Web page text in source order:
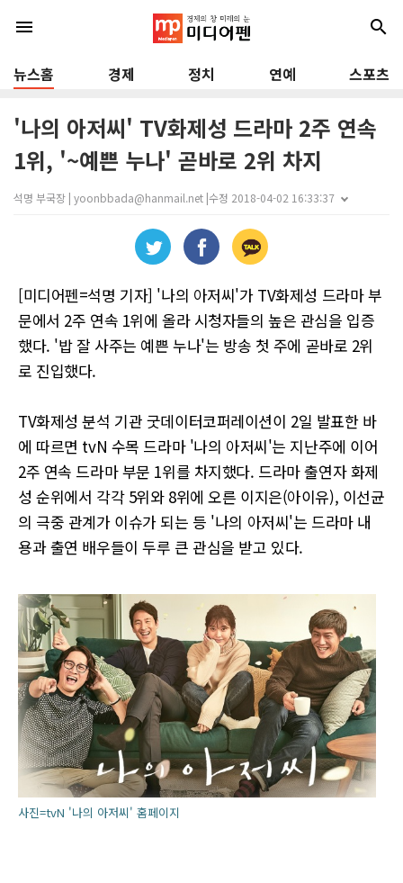
menu search
뉴스홈 경제 정치 연예 스포츠
'나의 아저씨' TV화제성 드라마 2주 연속
1위, '~예쁜 누나' 곧바로 2위 차지
석명 부국장 | yoonbbada@hanmail.net |수정 2018-04-02 16:33:37
[미디어펜=석명 기자] '나의 아저씨'가 TV화제성 드라마 부
문에서 2주 연속 1위에 올라 시청자들의 높은 관심을 입증
했다. '밥 잘 사주는 예쁜 누나'는 방송 첫 주에 곧바로 2위
로 진입했다.
TV화제성 분석 기관 굿데이터코퍼레이션이 2일 발표한 바
에 따르면 tvN 수목 드라마 '나의 아저씨'는 지난주에 이어
2주 연속 드라마 부문 1위를 차지했다. 드라마 출연자 화제
성 순위에서 각각 5위와 8위에 오른 이지은(아이유), 이선균
의 극중 관계가 이슈가 되는 등 '나의 아저씨'는 드라마 내
용과 출연 배우들이 두루 큰 관심을 받고 있다.
사진=tvN '나의 아저씨' 홈페이지